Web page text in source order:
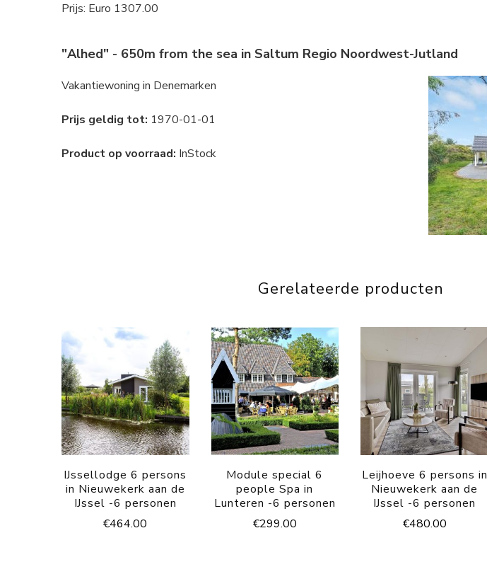
Prijs: Euro 1307.00
"Alhed" - 650m from the sea in Saltum Regio Noordwest-Jutland
Vakantiewoning in Denemarken
Prijs geldig tot: 1970-01-01
Product op voorraad: InStock
Gerelateerde producten
IJssellodge 6 persons
in Nieuwekerk aan de
IJssel -6 personen
€464.00
Module special 6
people Spa in
Lunteren -6 personen
€299.00
Leijhoeve 6 persons in
Nieuwekerk aan de
IJssel -6 personen
€480.00